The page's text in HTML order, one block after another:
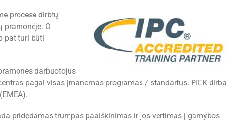
procese dirbtų
pramonėje. O
pat turi būti
darbuotojus
pagal visas įmanomas programas / standartus. PIEK dirba
pridedamas trumpas paaiškinimas ir jos vertimas į gamybos